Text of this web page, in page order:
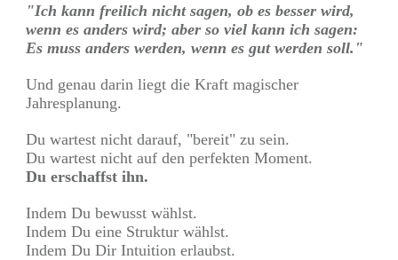
"Ich kann freilich nicht sagen, ob es besser wird,
wenn es anders wird; aber so viel kann ich sagen:
Es muss anders werden, wenn es gut werden soll."
Und genau darin liegt die Kraft magischer
Jahresplanung.
Du wartest nicht darauf, "bereit" zu sein.
Du wartest nicht auf den perfekten Moment.
Du erschaffst ihn.
Indem Du bewusst wählst.
Indem Du eine Struktur wählst.
Indem Du Dir Intuition erlaubst.